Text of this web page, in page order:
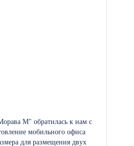
М" обратилась к нам с
мобильного офиса
для размещения двух